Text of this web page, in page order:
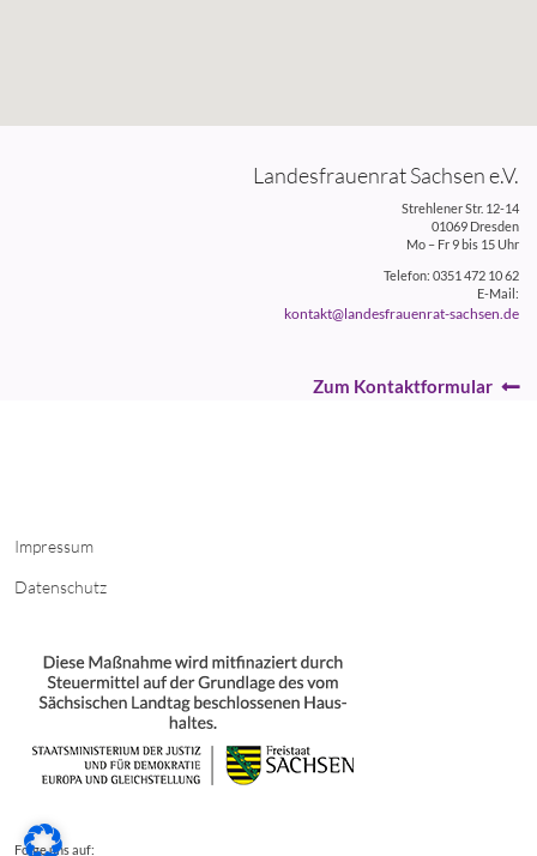
Landesfrauenrat Sachsen e.V.
Strehlener Str. 12-14
01069 Dresden
Mo – Fr 9 bis 15 Uhr
Telefon: 0351 472 10 62
E-Mail:
kontakt@landesfrauenrat-sachsen.de
Zum Kontaktformular
Impressum
Datenschutz
Folge uns auf: